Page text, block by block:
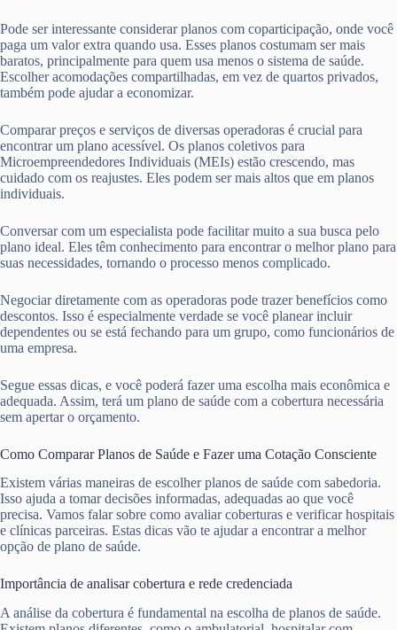
Pode ser interessante considerar planos com coparticipação, onde você
paga um valor extra quando usa. Esses planos costumam ser mais
baratos, principalmente para quem usa menos o sistema de saúde.
Escolher acomodações compartilhadas, em vez de quartos privados,
também pode ajudar a economizar.
Comparar preços e serviços de diversas operadoras é crucial para
encontrar um plano acessível. Os planos coletivos para
Microempreendedores Individuais (MEIs) estão crescendo, mas
cuidado com os reajustes. Eles podem ser mais altos que em planos
individuais.
Conversar com um especialista pode facilitar muito a sua busca pelo
plano ideal. Eles têm conhecimento para encontrar o melhor plano para
suas necessidades, tornando o processo menos complicado.
Negociar diretamente com as operadoras pode trazer benefícios como
descontos. Isso é especialmente verdade se você planear incluir
dependentes ou se está fechando para um grupo, como funcionários de
uma empresa.
Segue essas dicas, e você poderá fazer uma escolha mais econômica e
adequada. Assim, terá um plano de saúde com a cobertura necessária
sem apertar o orçamento.
Como Comparar Planos de Saúde e Fazer uma Cotação Consciente
Existem várias maneiras de escolher planos de saúde com sabedoria.
Isso ajuda a tomar decisões informadas, adequadas ao que você
precisa. Vamos falar sobre como avaliar coberturas e verificar hospitais
e clínicas parceiras. Estas dicas vão te ajudar a encontrar a melhor
opção de plano de saúde.
Importância de analisar cobertura e rede credenciada
A análise da cobertura é fundamental na escolha de planos de saúde.